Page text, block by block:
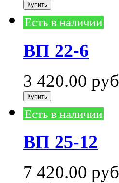
Есть в наличии
ВП 22-6
3 420.00 руб
Есть в наличии
ВП 25-12
7 420.00 руб